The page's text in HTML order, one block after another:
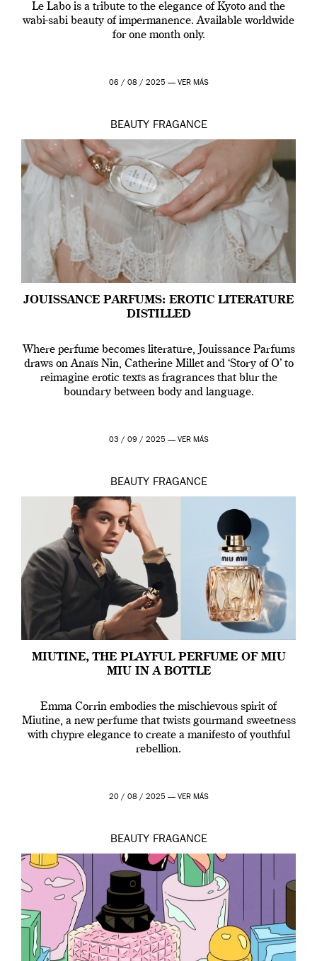
Le Labo is a tribute to the elegance of Kyoto and the
wabi-sabi beauty of impermanence. Available worldwide
for one month only.
06 / 08 / 2025 — VER MÁS
BEAUTY FRAGANCE
JOUISSANCE PARFUMS: EROTIC LITERATURE
DISTILLED
Where perfume becomes literature, Jouissance Parfums
draws on Anaïs Nin, Catherine Millet and ‘Story of O’ to
reimagine erotic texts as fragrances that blur the
boundary between body and language.
03 / 09 / 2025 — VER MÁS
BEAUTY FRAGANCE
MIUTINE, THE PLAYFUL PERFUME OF MIU
MIU IN A BOTTLE
Emma Corrin embodies the mischievous spirit of
Miutine, a new perfume that twists gourmand sweetness
with chypre elegance to create a manifesto of youthful
rebellion.
20 / 08 / 2025 — VER MÁS
BEAUTY FRAGANCE